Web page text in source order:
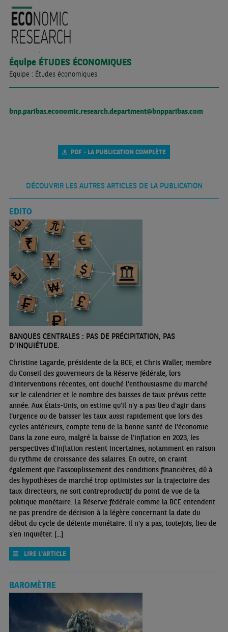
Équipe ÉTUDES ÉCONOMIQUES
Equipe : Études économiques
bnp.paribas.economic.research.department@bnpparibas.com
PDF - LA PUBLICATION COMPLÈTE
DÉCOUVRIR LES AUTRES ARTICLES DE LA PUBLICATION
EDITO
BANQUES CENTRALES : PAS DE PRÉCIPITATION, PAS
D’INQUIÉTUDE.
Christine Lagarde, présidente de la BCE, et Chris Waller, membre
du Conseil des gouverneurs de la Réserve fédérale, lors
d’interventions récentes, ont douché l’enthousiasme du marché
sur le calendrier et le nombre des baisses de taux prévus cette
année. Aux États-Unis, on estime qu’il n’y a pas lieu d’agir dans
l’urgence ou de baisser les taux aussi rapidement que lors des
cycles antérieurs, compte tenu de la bonne santé de l’économie.
Dans la zone euro, malgré la baisse de l’inflation en 2023, les
perspectives d’inflation restent incertaines, notamment en raison
du rythme de croissance des salaires. En outre, on craint
également que l’assouplissement des conditions financières, dû à
des hypothèses de marché trop optimistes sur la trajectoire des
taux directeurs, ne soit contreproductif du point de vue de la
politique monétaire. La Réserve fédérale comme la BCE entendent
ne pas prendre de décision à la légère concernant la date du
début du cycle de détente monétaire. Il n’y a pas, toutefois, lieu de
s’en inquiéter. [...]
LIRE L'ARTICLE
BAROMÈTRE